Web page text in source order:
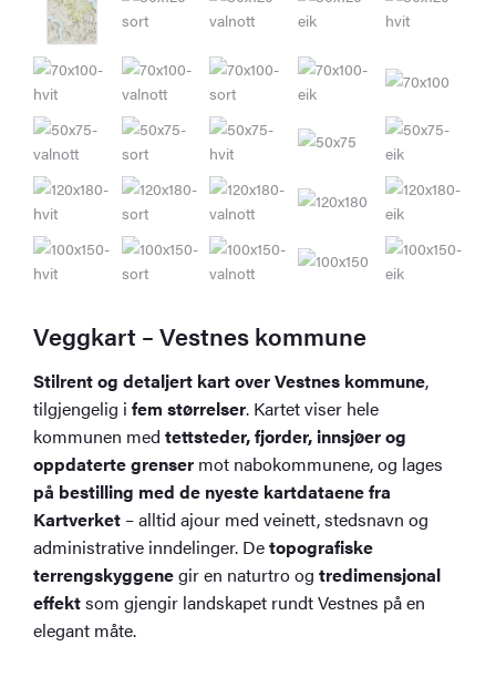
Veggkart – Vestnes kommune
Stilrent og detaljert kart over Vestnes kommune,
tilgjengelig ifem størrelser. Kartet viser hele
kommunen medtettsteder, fjorder, innsjøer og
oppdaterte grenser mot nabokommunene, og lages
på bestilling med de nyeste kartdataene fra
Kartverket – alltid ajour med veinett, stedsnavn og
administrative inndelinger. Detopografiske
terrengskyggenegir en naturtro ogtredimensjonal
effektsom gjengir landskapet rundt Vestnes på en
elegant måte.